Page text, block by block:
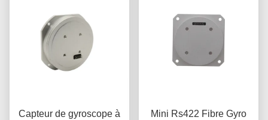
Capteur de gyroscope à
Mini Rs422 Fibre Gyro